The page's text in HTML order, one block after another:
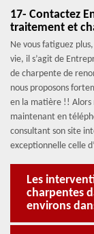
17- Contactez
traitement et
Ne vous fatiguez
vie, il s’agit de
de charpente de
nous proposons
en la matière !! Alors
maintenant en
consultant son site
exceptionnelle celle
Les
charpentes
environs